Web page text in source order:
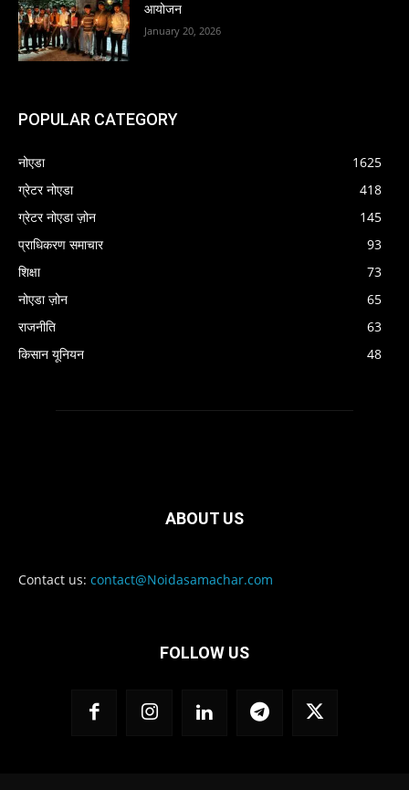
आयोजन
January 20, 2026
POPULAR CATEGORY
नोएडा
1625
ग्रेटर नोएडा
418
ग्रेटर नोएडा ज़ोन
145
प्राधिकरण समाचार
93
शिक्षा
73
नोएडा ज़ोन
65
राजनीति
63
किसान यूनियन
48
ABOUT US
Contact us: contact@Noidasamachar.com
FOLLOW US